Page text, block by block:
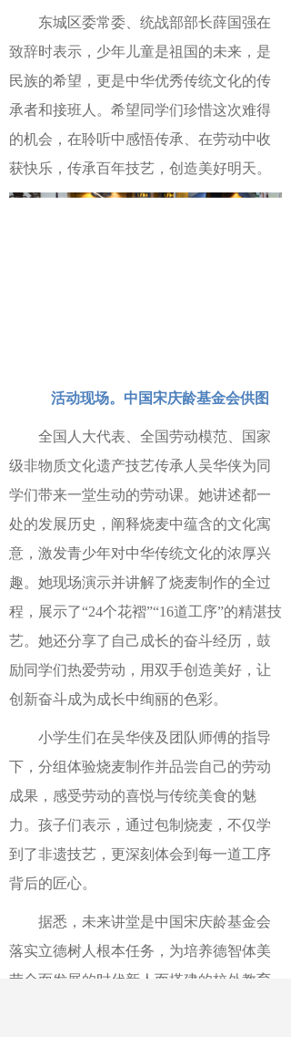
东城区委常委、统战部部长薛国强在
致辞时表示，少年儿童是祖国的未来，是
民族的希望，更是中华优秀传统文化的传
承者和接班人。希望同学们珍惜这次难得
的机会，在聆听中感悟传承、在劳动中收
获快乐，传承百年技艺，创造美好明天。
活动现场。中国宋庆龄基金会供图
全国人大代表、全国劳动模范、国家
级非物质文化遗产技艺传承人吴华侠为同
学们带来一堂生动的劳动课。她讲述都一
处的发展历史，阐释烧麦中蕴含的文化寓
意，激发青少年对中华传统文化的浓厚兴
趣。她现场演示并讲解了烧麦制作的全过
程，展示了“24个花褶”“16道工序”的精湛技
艺。她还分享了自己成长的奋斗经历，鼓
励同学们热爱劳动，用双手创造美好，让
创新奋斗成为成长中绚丽的色彩。
小学生们在吴华侠及团队师傅的指导
下，分组体验烧麦制作并品尝自己的劳动
成果，感受劳动的喜悦与传统美食的魅
力。 孩子们表示，通过包制烧麦，不仅学
到了非遗技艺，更深刻体会到每一道工序
背后的匠心。
据悉， 未来讲堂是中国宋庆龄基金会
落实立德树人根本任务，为培养德智体美
劳全面发展的时代新人而搭建的校外教育